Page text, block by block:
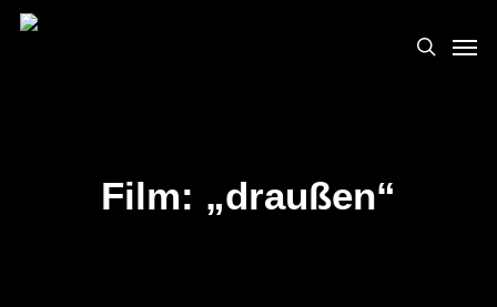
Skip
search
Film: „draußen“